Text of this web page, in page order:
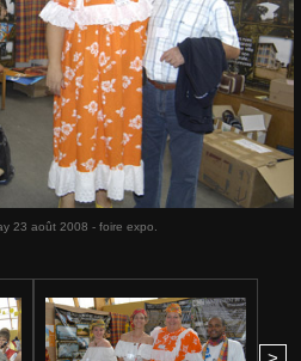
23 août 2008 - foire expo.